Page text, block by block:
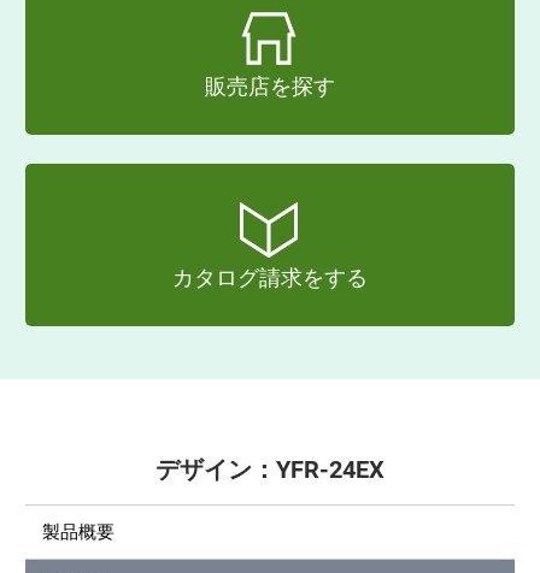
販売店を探す
カタログ請求をする
デザイン：YFR-24EX
製品概要